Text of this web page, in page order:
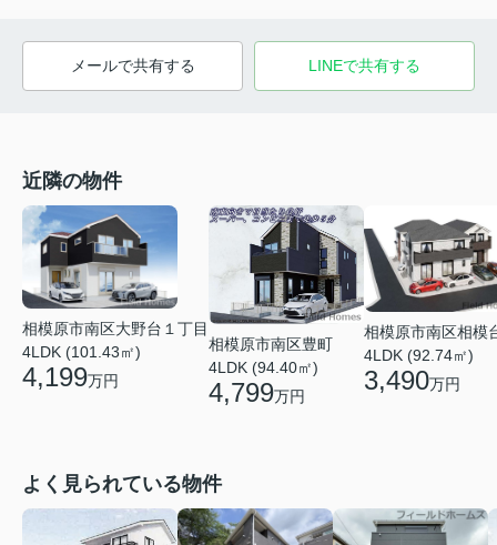
メールで共有する LINEで共有する
近隣の物件
相模原市南区大野台１丁目
4LDK (101.43㎡)
4,199万円
相模原市南区豊町
4LDK (94.40㎡)
4,799万円
相模原市南区相模
4LDK (92.74㎡)
3,490万円
よく見られている物件